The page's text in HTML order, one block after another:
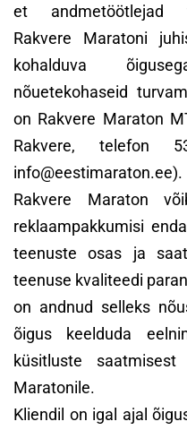
et andmetöötlejad
Rakvere Maratoni
kohalduva
nõuetekohaseid
on Rakvere Maraton
Rakvere, telefon
info@eestimaraton.ee).
Rakvere Maraton
reklaampakkumisi
teenuste osas ja
teenuse kvaliteedi
on andnud selleks
õigus keelduda
küsitluste
Maratonile.
Kliendil on igal ajal